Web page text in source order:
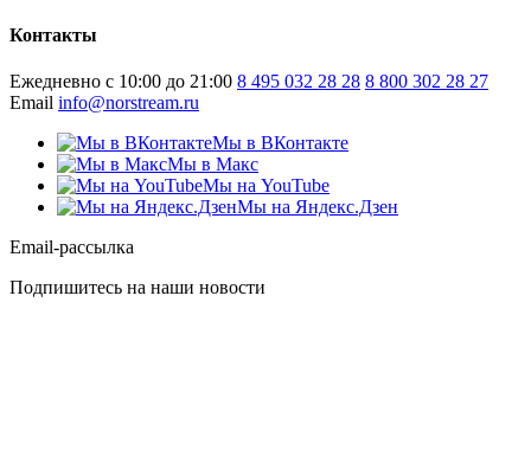
Контакты
Ежедневно с 10:00 до 21:00 8 495 032 28 28 8 800 302 28 27
Email info@norstream.ru
Мы в ВКонтакте
Мы в Макс
Мы на YouTube
Мы на Яндекс.Дзен
Email-рассылка
Подпишитесь на наши новости